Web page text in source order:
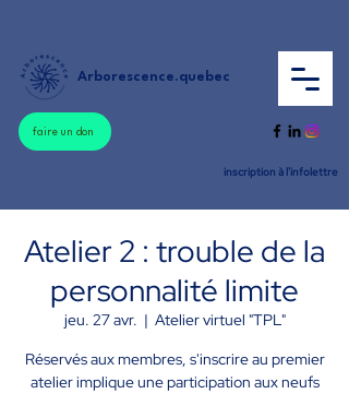
Arborescence.quebec
faire un don
inscription à l'infolettre
Atelier 2 : trouble de la
personnalité limite
jeu. 27 avr.
  |
Atelier virtuel "TPL"
Réservés aux membres, s'inscrire au premier
atelier implique une participation aux neufs